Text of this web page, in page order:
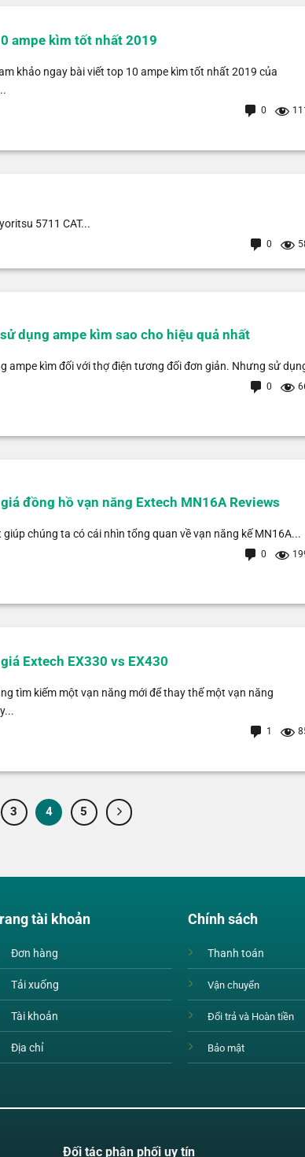
ampe kìm tốt nhất 2019
khảo ngay bài viết top 10 ampe kìm tốt nhất 2019 của
0
5711 CAT...
0
dụng ampe kìm sao cho hiệu quả nhất
ampe kìm đối với thợ điện tương đối đơn giản. Nhưng sử
0
đồng hồ vạn năng Extech MN16A Reviews
giúp chúng ta có cái nhìn tổng quan về vạn năng kế MN16A...
0
Extech EX330 vs EX430
tìm kiếm một vạn năng mới để thay thế một vạn năng
1
3 4 5
tài khoản
Đơn hàng
Tải xuống
Tài khoản
Địa chỉ
Chính sách
Thanh toán
Vận chuyển
Đổi trả và Hoàn tiền
Bảo mật
Đối tác phân phối uy tín